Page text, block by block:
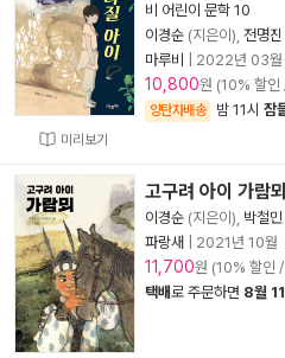
미리보기
비 어린이 문학 10
이경순 (지은이), 전명진
마루비
2022년 03월
10,800원 (10% 할
양탄자배송 밤 11시 잠
고구려 아이 가람뫼
이경순 (지은이), 박철민
파랑새
2021년 10월
11,700원 (10% 할인
택배로 주문하면 8월